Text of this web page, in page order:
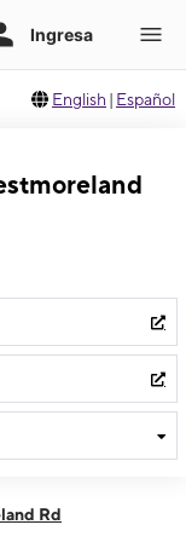
English | Español
Rd